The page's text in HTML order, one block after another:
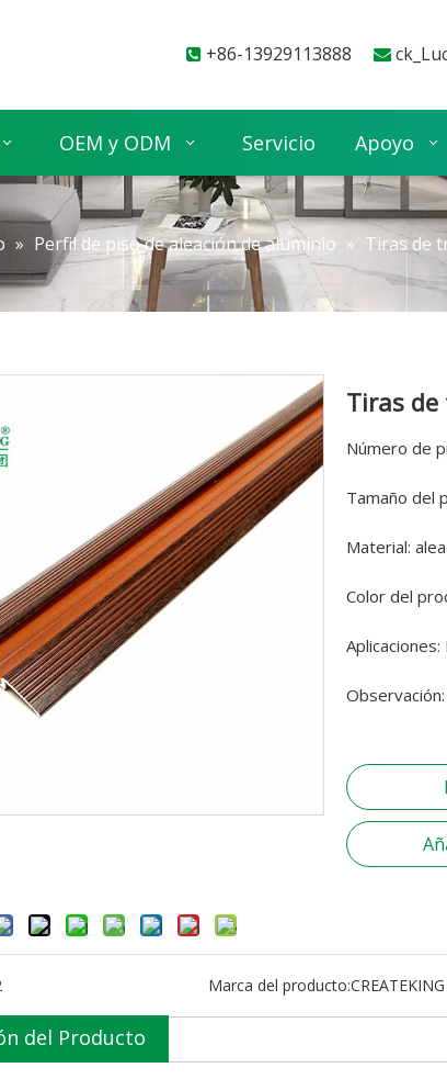
 +86-13929113888 
OEM y ODM Servicio Apoyo
» Perfil de piso de aleación de aluminio » Tiras de
Tiras
Número de
Tamaño del
Material:
Color del
Aplicaciones:
Marca del producto:CREATEKING
del Producto